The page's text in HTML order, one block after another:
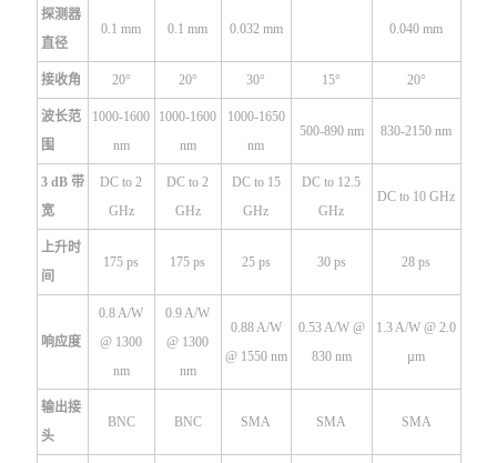
探测器
直径
0.1 mm 0.1 mm 0.032 mm 0.040 mm
接收角 20° 20° 30° 15° 20°
波长范
围
1000-1600
nm
1000-1600
nm
1000-1650
nm
500-890 nm 830-2150 nm
3 dB 带
宽
DC to 2
GHz
DC to 2
GHz
DC to 15
GHz
DC to 12.5
GHz
DC to 10 GHz
上升时
间
175 ps 175 ps 25 ps 30 ps 28 ps
响应度
0.8 A/W
@ 1300
nm
0.9 A/W
@ 1300
nm
0.88 A/W
@ 1550 nm
0.53 A/W @
830 nm
1.3 A/W @ 2.0
µm
输出接
头
BNC BNC SMA SMA SMA